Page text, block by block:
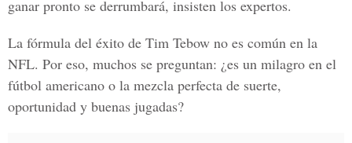
ganar pronto se derrumbará, insisten los expertos.
La fórmula del éxito de Tim Tebow no es común en la
NFL. Por eso, muchos se preguntan: ¿es un milagro en el
fútbol americano o la mezcla perfecta de suerte,
oportunidad y buenas jugadas?